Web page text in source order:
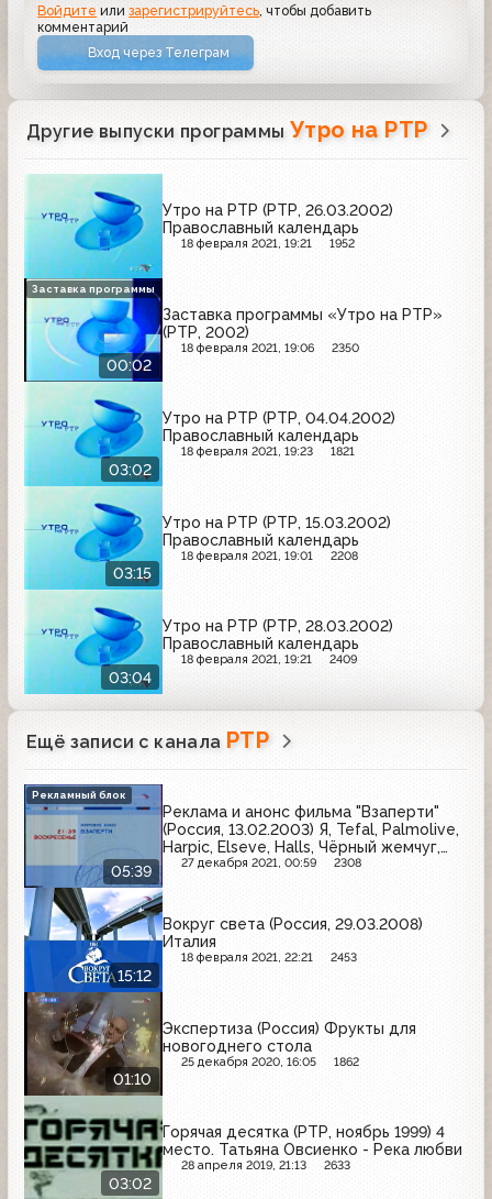
Войдите илизарегистрируйтесь , чтобы добавить
комментарий
Вход через Телеграм
Другие выпуски программы Утро на РТР
Утро на РТР (РТР, 26.03.2002)
Православный календарь
18 февраля 2021, 19:21 1952
00:02
Заставка программы «Утро на РТР»
(РТР, 2002)
18 февраля 2021, 19:06 2350
Заставка программы
03:02
Утро на РТР (РТР, 04.04.2002)
Православный календарь
18 февраля 2021, 19:23 1821
03:15
Утро на РТР (РТР, 15.03.2002)
Православный календарь
18 февраля 2021, 19:01 2208
03:04
Утро на РТР (РТР, 28.03.2002)
Православный календарь
18 февраля 2021, 19:21 2409
Ещё записи с канала РТР
05:39
Реклама и анонс фильма "Взаперти"
(Россия, 13.02.2003) Я, Tefal, Palmolive,
Harpic, Elseve, Halls, Чёрный жемчуг,
Злато, Faberlic, Новый жемчуг, Cillit,
27 декабря 2021, 00:59 2308
Рекламный блок
15:12
Вокруг света (Россия, 29.03.2008)
Италия
18 февраля 2021, 22:21 2453
01:10
Экспертиза (Россия) Фрукты для
новогоднего стола
25 декабря 2020, 16:05 1862
03:02
Горячая десятка (РТР, ноябрь 1999) 4
место. Татьяна Овсиенко - Река любви
28 апреля 2019, 21:13 2633